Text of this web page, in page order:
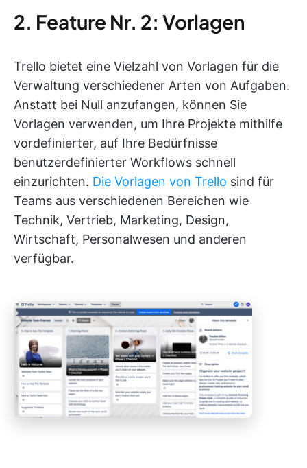
2. Feature Nr. 2: Vorlagen
Trello bietet eine Vielzahl von Vorlagen für die
Verwaltung verschiedener Arten von Aufgaben.
Anstatt bei Null anzufangen, können Sie
Vorlagen verwenden, um Ihre Projekte mithilfe
vordefinierter, auf Ihre Bedürfnisse
benutzerdefinierter Workflows schnell
einzurichten. Die Vorlagen von Trello sind für
Teams aus verschiedenen Bereichen wie
Technik, Vertrieb, Marketing, Design,
Wirtschaft, Personalwesen und anderen
verfügbar.